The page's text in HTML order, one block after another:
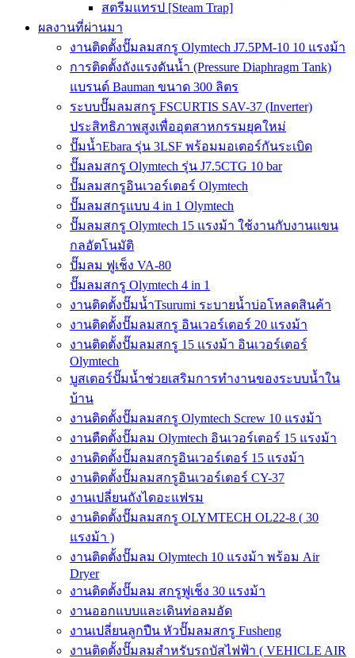
สตรีมแทรป [Steam Trap]
ผลงานที่ผ่านมา
งานติดตั้งปั๊มลมสกรู Olymtech J7.5PM-10 10 แรงม้า
การติดตั้งถังแรงดันน้ำ (Pressure Diaphragm Tank)
แบรนด์ Bauman ขนาด 300 ลิตร
ระบบปั๊มลมสกรู FSCURTIS SAV-37 (Inverter)
ประสิทธิภาพสูงเพื่ออุตสาหกรรมยุคใหม่
ปั๊มน้ำEbara รุ่น 3LSF พร้อมมอเตอร์กันระเบิด
ปั๊มลมสกรู Olymtech รุ่น J7.5CTG 10 bar
ปั๊มลมสกรูอินเวอร์เตอร์ Olymtech
ปั๊มลมสกรูแบบ 4 in 1 Olymtech
ปั๊มลมสกรู Olymtech 15 แรงม้า ใช้งานกับงานแขน
กลอัตโนมัติ
ปั๊มลม ฟูเช็ง VA-80
ปั๊มลมสกรู Olymtech 4 in 1
งานติดตั้งปั๊มน้ำTsurumi ระบายน้ำบ่อโหลดสินค้า
งานติดตั้งปั๊มลมสกรู อินเวอร์เตอร์ 20 แรงม้า
งานติดตั้งปั๊มลมสกรู 15 แรงม้า อินเวอร์เตอร์
Olymtech
บูสเตอร์ปั๊มน้ำช่วยเสริมการทำงานของระบบน้ำใน
บ้าน
งานติดตั้งปั๊มลมสกรู Olymtech Screw 10 แรงม้า
งานตืดตั้งปั๊มลม Olymtech อินเวอร์เตอร์ 15 แรงม้า
งานติดตั้งปั๊มลมสกรูอินเวอร์เตอร์ 15 แรงม้า
งานติดตั้งปั๊มลมสกรูอินเวอร์เตอร์ CY-37
งานเปลี่ยนถังไดอะแฟรม
งานติดตั้งปั๊มลมสกรู OLYMTECH OL22-8 ( 30
แรงม้า )
งานติดตั้งปั๊มลม Olymtech 10 แรงม้า พร้อม Air
Dryer
งานติดตั้งปั๊มลม สกรูฟูเช็ง 30 แรงม้า
งานออกแบบและเดินท่อลมอัด
งานเปลี่ยนลูกปืน หัวปั๊มลมสกรู Fusheng
งานติดตั้งปั๊มลมสำหรับรถบัสไฟฟ้า ( VEHICLE AIR